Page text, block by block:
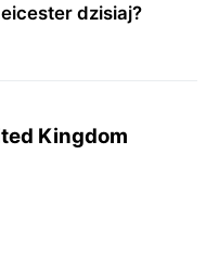
dzisiaj?
Kingdom